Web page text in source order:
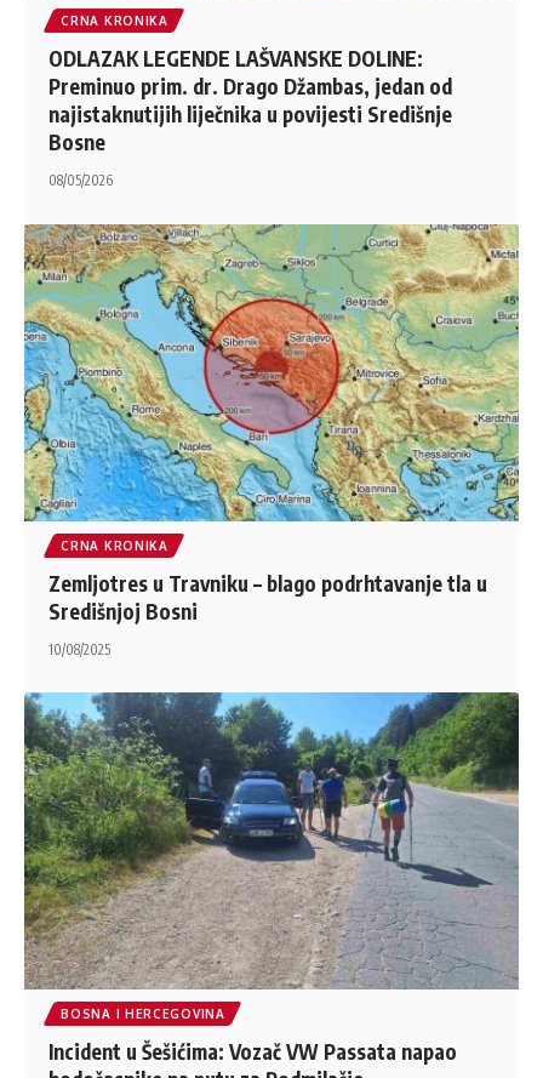
CRNA KRONIKA
ODLAZAK LEGENDE LAŠVANSKE DOLINE:
Preminuo prim. dr. Drago Džambas, jedan od
najistaknutijih liječnika u povijesti Središnje
Bosne
08/05/2026
CRNA KRONIKA
Zemljotres u Travniku – blago podrhtavanje tla u
Središnjoj Bosni
10/08/2025
BOSNA I HERCEGOVINA
Incident u Šešićima: Vozač VW Passata napao